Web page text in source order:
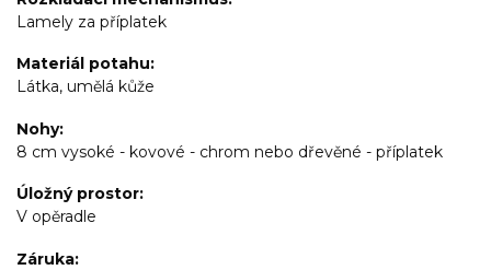
Lamely za příplatek
Materiál potahu
Látka, umělá kůže
Nohy
8 cm vysoké - kovové - chrom nebo dřevěné - příplatek
Úložný prostor
V opěradle
Záruka